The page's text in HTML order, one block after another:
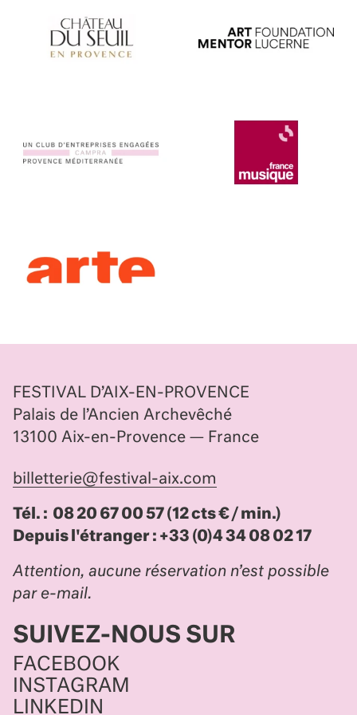
FESTIVAL D’AIX-EN-PROVENCE
Palais de l’Ancien Archevêché
13100 Aix-en-Provence — France
billetterie@festival-aix.com
Tél. : 08 20 67 00 57 (12 cts € / min.)
Depuis l'étranger : +33 (0)4 34 08 02 17
Attention, aucune réservation n’est possible
par e-mail.
SUIVEZ-NOUS SUR
FACEBOOK
INSTAGRAM
LINKEDIN